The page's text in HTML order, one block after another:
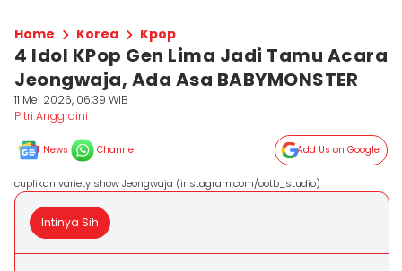
Home Korea Kpop
4 Idol KPop Gen Lima Jadi Tamu Acara
Jeongwaja, Ada Asa BABYMONSTER
11 Mei 2026, 06:39 WIB
Pitri Anggraini
News Channel Add Us on Google
cuplikan variety show Jeongwaja (instagram.com/ootb_studio)
Intinya Sih